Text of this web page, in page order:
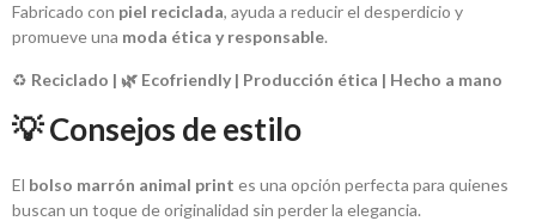
Fabricado con piel reciclada, ayuda a reducir el desperdicio y
promueve una moda ética y responsable.
♻️ Reciclado | 🌿 Ecofriendly | Producción ética | Hecho a mano
💡 Consejos de estilo
El bolso marrón animal print es una opción perfecta para quienes
buscan un toque de originalidad sin perder la elegancia.